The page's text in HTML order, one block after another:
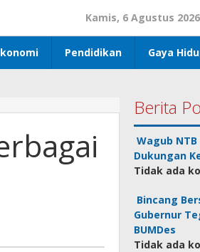
Kamis, 6 Agustus 2026
Pendidikan Gaya
Berita
Wagub
Dukungan
Tidak ada
Bincang
Gubernur
BUMDes
Tidak ada